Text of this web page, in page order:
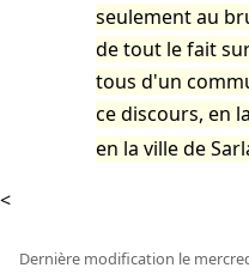
seulement au
de tout le fait
tous d'un
ce discours, en
en la ville de
<
Dernière modification le